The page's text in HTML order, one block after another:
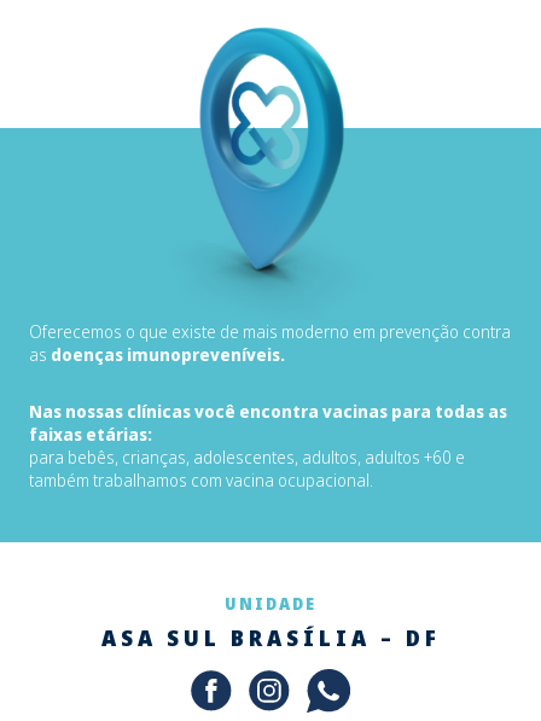
Oferecemos o que existe de mais moderno em prevenção contra
as doenças imunopreveníveis.
Nas nossas clínicas você encontra vacinas para todas as
faixas etárias:
para bebês, crianças, adolescentes, adultos, adultos +60 e
também trabalhamos com vacina ocupacional.
UNIDADE
ASA SUL BRASÍLIA – DF